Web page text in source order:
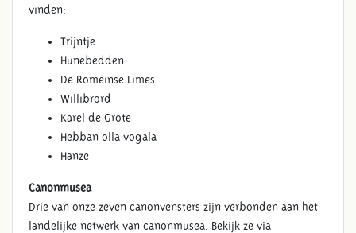
vinden:
Trijntje
Hunebedden
De Romeinse Limes
Willibrord
Karel de Grote
Hebban olla vogala
Hanze
Canonmusea
Drie van onze zeven canonvensters zijn verbonden aan het
landelijke netwerk van canonmusea. Bekijk ze via